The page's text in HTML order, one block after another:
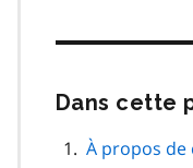
Dans cette
À propos de